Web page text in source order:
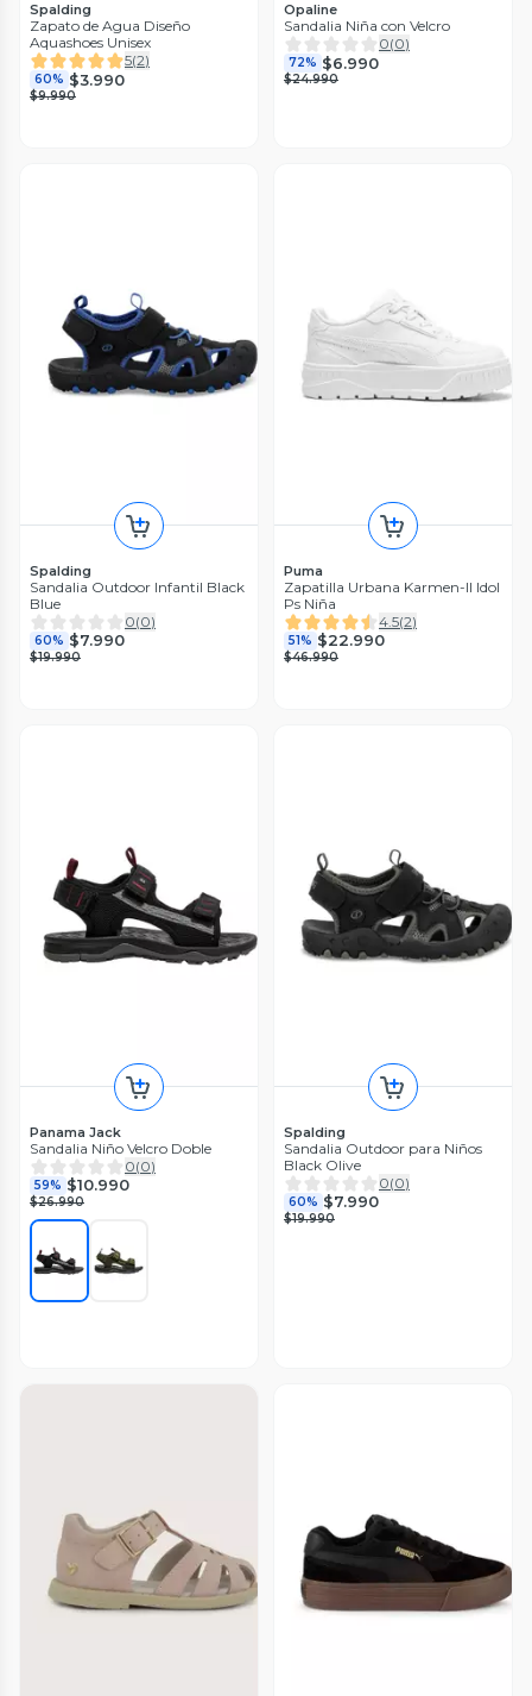
Spalding
Zapato de Agua Diseño
Aquashoes Unisex
5(2)
60% $3.990
$9.990
Opaline
Sandalia Niña con Velcro
0(0)
72% $6.990
$24.990
Spalding
Sandalia Outdoor Infantil Black
Blue
0(0)
60% $7.990
$19.990
Puma
Zapatilla Urbana Karmen-II Idol
Ps Niña
4.5(2)
51% $22.990
$46.990
Panama Jack
Sandalia Niño Velcro Doble
0(0)
59% $10.990
$26.990
Spalding
Sandalia Outdoor para Niños
Black Olive
0(0)
60% $7.990
$19.990